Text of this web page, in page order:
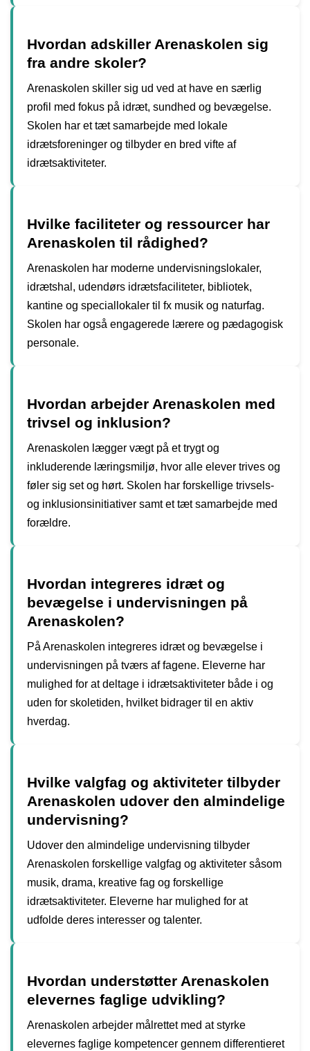
Hvordan adskiller Arenaskolen sig
fra andre skoler?
Arenaskolen skiller sig ud ved at have en særlig
profil med fokus på idræt, sundhed og bevægelse.
Skolen har et tæt samarbejde med lokale
idrætsforeninger og tilbyder en bred vifte af
idrætsaktiviteter.
Hvilke faciliteter og ressourcer har
Arenaskolen til rådighed?
Arenaskolen har moderne undervisningslokaler,
idrætshal, udendørs idrætsfaciliteter, bibliotek,
kantine og speciallokaler til fx musik og naturfag.
Skolen har også engagerede lærere og pædagogisk
personale.
Hvordan arbejder Arenaskolen med
trivsel og inklusion?
Arenaskolen lægger vægt på et trygt og
inkluderende læringsmiljø, hvor alle elever trives og
føler sig set og hørt. Skolen har forskellige trivsels-
og inklusionsinitiativer samt et tæt samarbejde med
forældre.
Hvordan integreres idræt og
bevægelse i undervisningen på
Arenaskolen?
På Arenaskolen integreres idræt og bevægelse i
undervisningen på tværs af fagene. Eleverne har
mulighed for at deltage i idrætsaktiviteter både i og
uden for skoletiden, hvilket bidrager til en aktiv
hverdag.
Hvilke valgfag og aktiviteter tilbyder
Arenaskolen udover den almindelige
undervisning?
Udover den almindelige undervisning tilbyder
Arenaskolen forskellige valgfag og aktiviteter såsom
musik, drama, kreative fag og forskellige
idrætsaktiviteter. Eleverne har mulighed for at
udfolde deres interesser og talenter.
Hvordan understøtter Arenaskolen
elevernes faglige udvikling?
Arenaskolen arbejder målrettet med at styrke
elevernes faglige kompetencer gennem differentieret